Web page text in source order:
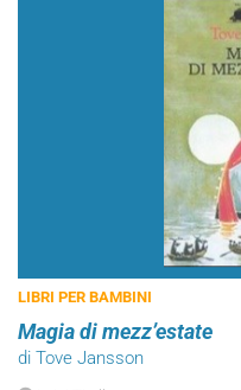
LIBRI PER BAMBINI
Magia di mezz’estate
di Tove Jansson